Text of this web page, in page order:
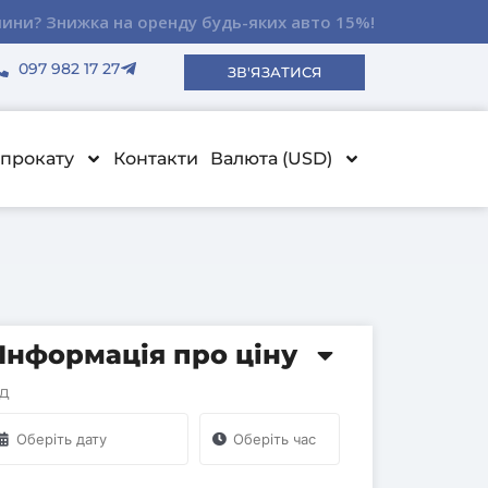
авто!
авто!
авто!
097 982 17 27 ЗВ'ЯЗАТИСЯ
Контакти Валюта (USD)
Інформація про ціну